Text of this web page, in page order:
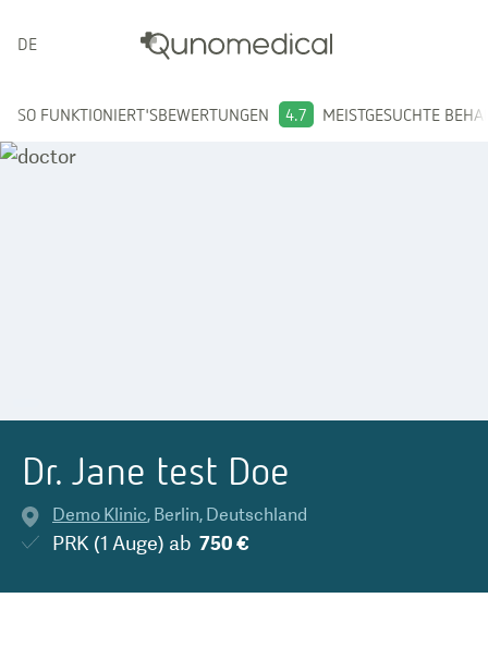
DEUTSCH
SO FUNKTIONIERT'SBEWERTUNGEN 4.7 MEISTGESUCHTE
Dr. Jane test Doe
Demo Klinic, Berlin, Deutschland
PRK (1 Auge) ab 750 €